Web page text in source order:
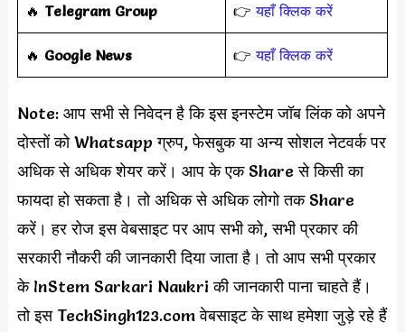
‎️‍🔥 Telegram Group 👉यहाँ क्लिक करें
️‍🔥 Google News 👉 यहाँ क्लिक करें
Note: आप सभी से निवेदन है कि इस इनस्टेम जॉब लिंक को अपने
दोस्तों को Whatsapp ग्रुप, फेसबुक या अन्य सोशल नेटवर्क पर
अधिक से अधिक शेयर करें। आप के एक Share से किसी का
फायदा हो सकता है। तो अधिक से अधिक लोगो तक Share
करें। हर रोज इस वेबसाइट पर आप सभी को, सभी प्रकार की
सरकारी नौकरी की जानकारी दिया जाता है। तो आप सभी प्रकार
के InStem Sarkari Naukri की जानकारी पाना चाहते हैं।
तो इस TechSingh123.com वेबसाइट के साथ हमेशा जुड़े रहे हैं